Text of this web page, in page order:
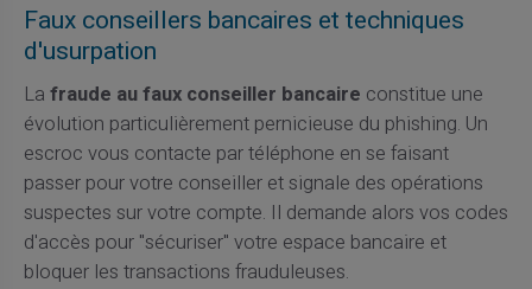
Faux conseillers bancaires et techniques
d'usurpation
La fraude au faux conseiller bancaire constitue une
évolution particulièrement pernicieuse du phishing. Un
escroc vous contacte par téléphone en se faisant
passer pour votre conseiller et signale des opérations
suspectes sur votre compte. Il demande alors vos codes
d'accès pour "sécuriser" votre espace bancaire et
bloquer les transactions frauduleuses.